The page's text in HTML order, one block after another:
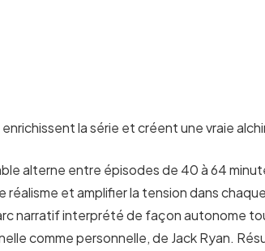
la série et créent une vraie
alterne entre épisodes de 40 à 64
réalisme et amplifier la tension dans
narratif interprété de façon autonome
comme personnelle, de Jack Ryan.